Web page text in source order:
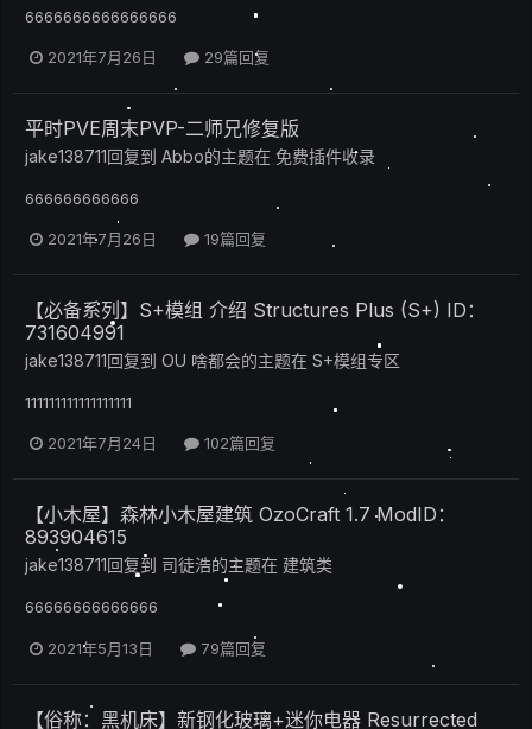
6666666666666666
2021年7月26日 29篇回复
平时PVE周末PVP-二师兄修复版
jake138711回复到 Abbo的主题在 免费插件收录
666666666666
2021年7月26日 19篇回复
【必备系列】S+模组 介绍 Structures Plus (S+) ID：
731604991
jake138711回复到 OU 啥都会的主题在 S+模组专区
111111111111111111
2021年7月24日 102篇回复
【小木屋】森林小木屋建筑 OzoCraft 1.7 ModID：
893904615
jake138711回复到 司徒浩的主题在 建筑类
66666666666666
2021年5月13日 79篇回复
【俗称：黑机床】新钢化玻璃+迷你电器 Resurrected